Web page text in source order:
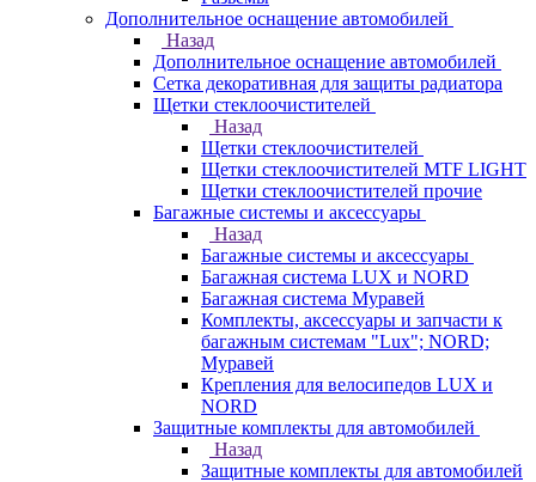
Дополнительное оснащение автомобилей
Назад
Дополнительное оснащение автомобилей
Сетка декоративная для защиты радиатора
Щетки стеклоочистителей
Назад
Щетки стеклоочистителей
Щетки стеклоочистителей MTF LIGHT
Щетки стеклоочистителей прочие
Багажные системы и аксессуары
Назад
Багажные системы и аксессуары
Багажная система LUX и NORD
Багажная система Муравей
Комплекты, аксессуары и запчасти к
багажным системам "Lux"; NORD;
Муравей
Крепления для велосипедов LUX и
NORD
Защитные комплекты для автомобилей
Назад
Защитные комплекты для автомобилей